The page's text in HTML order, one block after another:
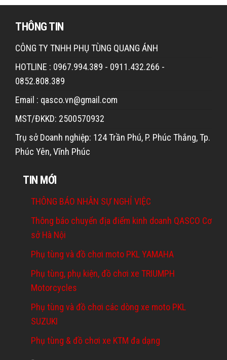
THÔNG TIN
CÔNG TY TNHH PHỤ TÙNG QUANG ÁNH
HOTLINE : 0967.994.389 - 0911.432.266 -
0852.808.389
Email : qasco.vn@gmail.com
MST/ĐKKD: 2500570932
Trụ sở Doanh nghiệp: 124 Trần Phú, P. Phúc Thắng, Tp.
Phúc Yên, Vĩnh Phúc
TIN MỚI
THÔNG BÁO NHÂN SỰ NGHỈ VIỆC
Thông báo chuyển địa điểm kinh doanh QASCO Cơ
sở Hà Nội
Phụ tùng và đồ chơi moto PKL YAMAHA
Phụ tùng, phụ kiện, đồ chơi xe TRIUMPH
Motorcycles
Phụ tùng và đồ chơi các dòng xe moto PKL
SUZUKI
Phụ tùng & đồ chơi xe KTM đa dạng